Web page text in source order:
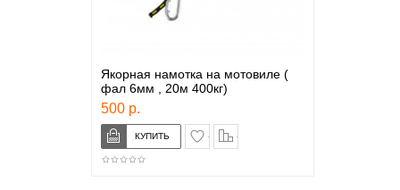
Якорная намотка на мотовиле (
фал 6мм , 20м 400кг)
500 р.
в закладки